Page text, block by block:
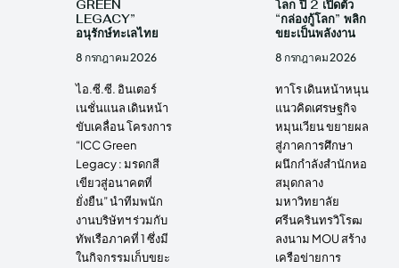
GREEN
LEGACY”
อนุรักษ์ทะเลไทย
8 กรกฎาคม 2026
ไอ.ซี.ซี. อินเตอร์
เนชั่นแนล เดินหน้า
ขับเคลื่อน โครงการ
“ICC Green
Legacy : มรดกสี
เขียวสู่อนาคตที่
ยั่งยืน” นำทีมพนัก
งานบริษัทฯ ร่วมกับ
ทัพเรือภาคที่ 1 ซึ่งมี
ในกิจกรรมเก็บขยะ
โลก ปี 2 เปิดตัว
“กล่องกู้โลก” พลิก
ขยะเป็นพลังงาน
8 กรกฎาคม 2026
ทาโร เดินหน้าหนุน
แนวคิดเศรษฐกิจ
หมุนเวียน ขยายผล
สู่ภาคการศึกษา
ผนึกกำลังสำนักหอ
สมุดกลาง
มหาวิทยาลัย
ศรีนครินทรวิโรฒ
ลงนาม MOU สร้าง
เครือข่ายการ